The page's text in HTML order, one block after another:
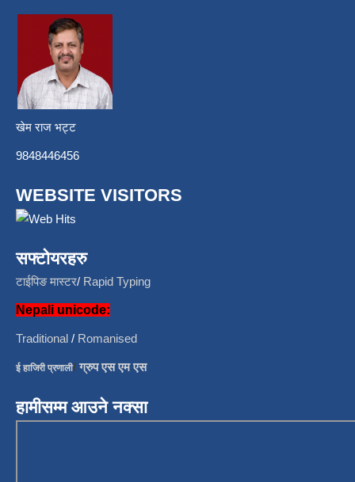
खेम राज भट्ट
9848446456
WEBSITE VISITORS
सफ्टोयरहरु
टाईपिङ मास्टर/ Rapid Typing
Nepali unicode:
Traditional / Romanised
ई हाजिरी प्रणाली/ग्रुप एस एम एस
हामीसम्म आउने नक्सा